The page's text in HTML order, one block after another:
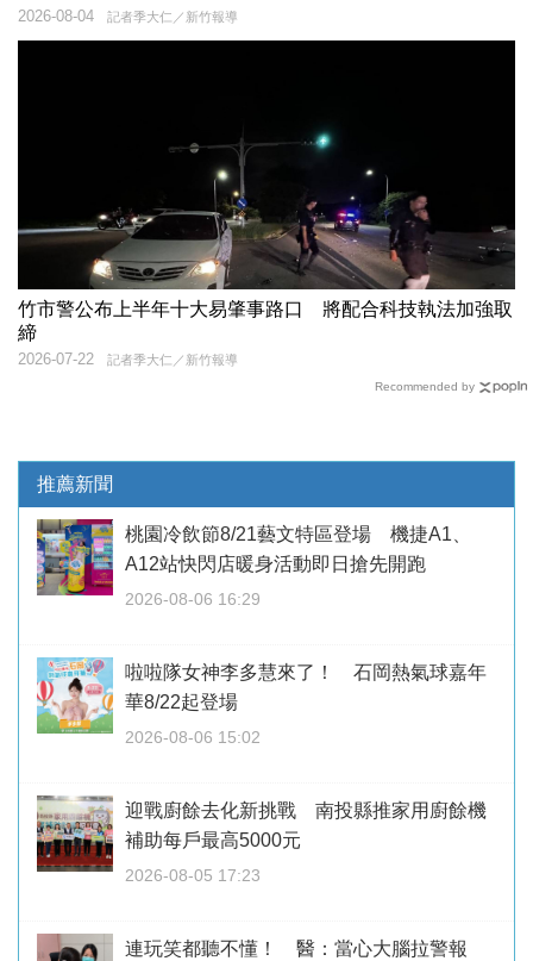
記者季大仁／新竹報導
2026-08-04
竹市警公布上半年十大易肇事路口 將配合科技執法加強取
締
記者季大仁／新竹報導
2026-07-22
Recommended by
推薦新聞
桃園冷飲節8/21藝文特區登場 機捷A1、
A12站快閃店暖身活動即日搶先開跑
2026-08-06 16:29
啦啦隊女神李多慧來了！ 石岡熱氣球嘉年
華8/22起登場
2026-08-06 15:02
迎戰廚餘去化新挑戰 南投縣推家用廚餘機
補助每戶最高5000元
2026-08-05 17:23
連玩笑都聽不懂！ 醫：當心大腦拉警報